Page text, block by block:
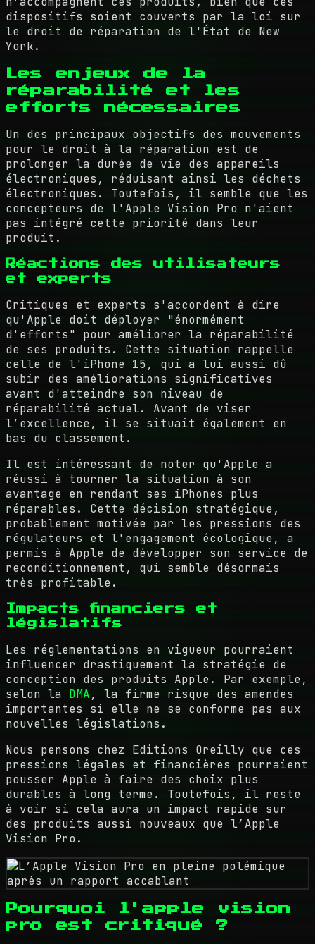
dispositifs soient couverts par la loi sur
le droit de réparation de l'État de New
York.
Les enjeux de la
réparabilité et les
efforts nécessaires
Un des principaux objectifs des mouvements
pour le droit à la réparation est de
prolonger la durée de vie des appareils
électroniques, réduisant ainsi les déchets
électroniques. Toutefois, il semble que les
concepteurs de l'Apple Vision Pro n'aient
pas intégré cette priorité dans leur
produit.
Réactions des utilisateurs
et experts
Critiques et experts s'accordent à dire
qu'Apple doit déployer "énormément
d'efforts" pour améliorer la réparabilité
de ses produits. Cette situation rappelle
celle de l'iPhone 15, qui a lui aussi dû
subir des améliorations significatives
avant d'atteindre son niveau de
réparabilité actuel. Avant de viser
l’excellence, il se situait également en
bas du classement.
Il est intéressant de noter qu'Apple a
réussi à tourner la situation à son
avantage en rendant ses iPhones plus
réparables. Cette décision stratégique,
probablement motivée par les pressions des
régulateurs et l'engagement écologique, a
permis à Apple de développer son service de
reconditionnement, qui semble désormais
très profitable.
Impacts financiers et
législatifs
Les réglementations en vigueur pourraient
influencer drastiquement la stratégie de
conception des produits Apple. Par exemple,
selon la DMA, la firme risque des amendes
importantes si elle ne se conforme pas aux
nouvelles législations.
Nous pensons chez Editions Oreilly que ces
pressions légales et financières pourraient
pousser Apple à faire des choix plus
durables à long terme. Toutefois, il reste
à voir si cela aura un impact rapide sur
des produits aussi nouveaux que l’Apple
Vision Pro.
Pourquoi l'apple vision
pro est critiqué ?